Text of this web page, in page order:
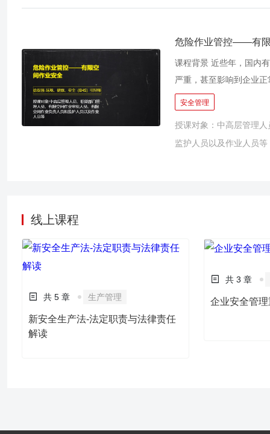
生按照学习方法进行学
这个在课前的考前须知
共科中的第一本教材（
真题把握国家出题思路
等。
安全生产管理理论知识
危险作业管控——有
课程背景 近些年，国内
严重，甚至影响到企业
因，源于各层级对其风
弱，危险感知、认知上严重欠缺。
失效，产生隐患，没有
亡事故。 为有效控制乃
安全管理
授课对象：中高层管理
监护人员以及作业人员等
线上课程
共 5 章 生产管理
新安全生产法-法定职责与法律责任
解读
共 3 章
企业安全管